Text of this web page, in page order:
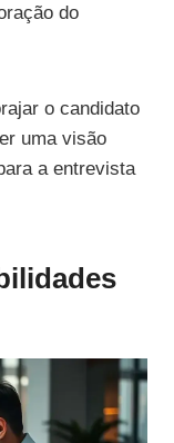
do
o candidato
uma visão
a entrevista